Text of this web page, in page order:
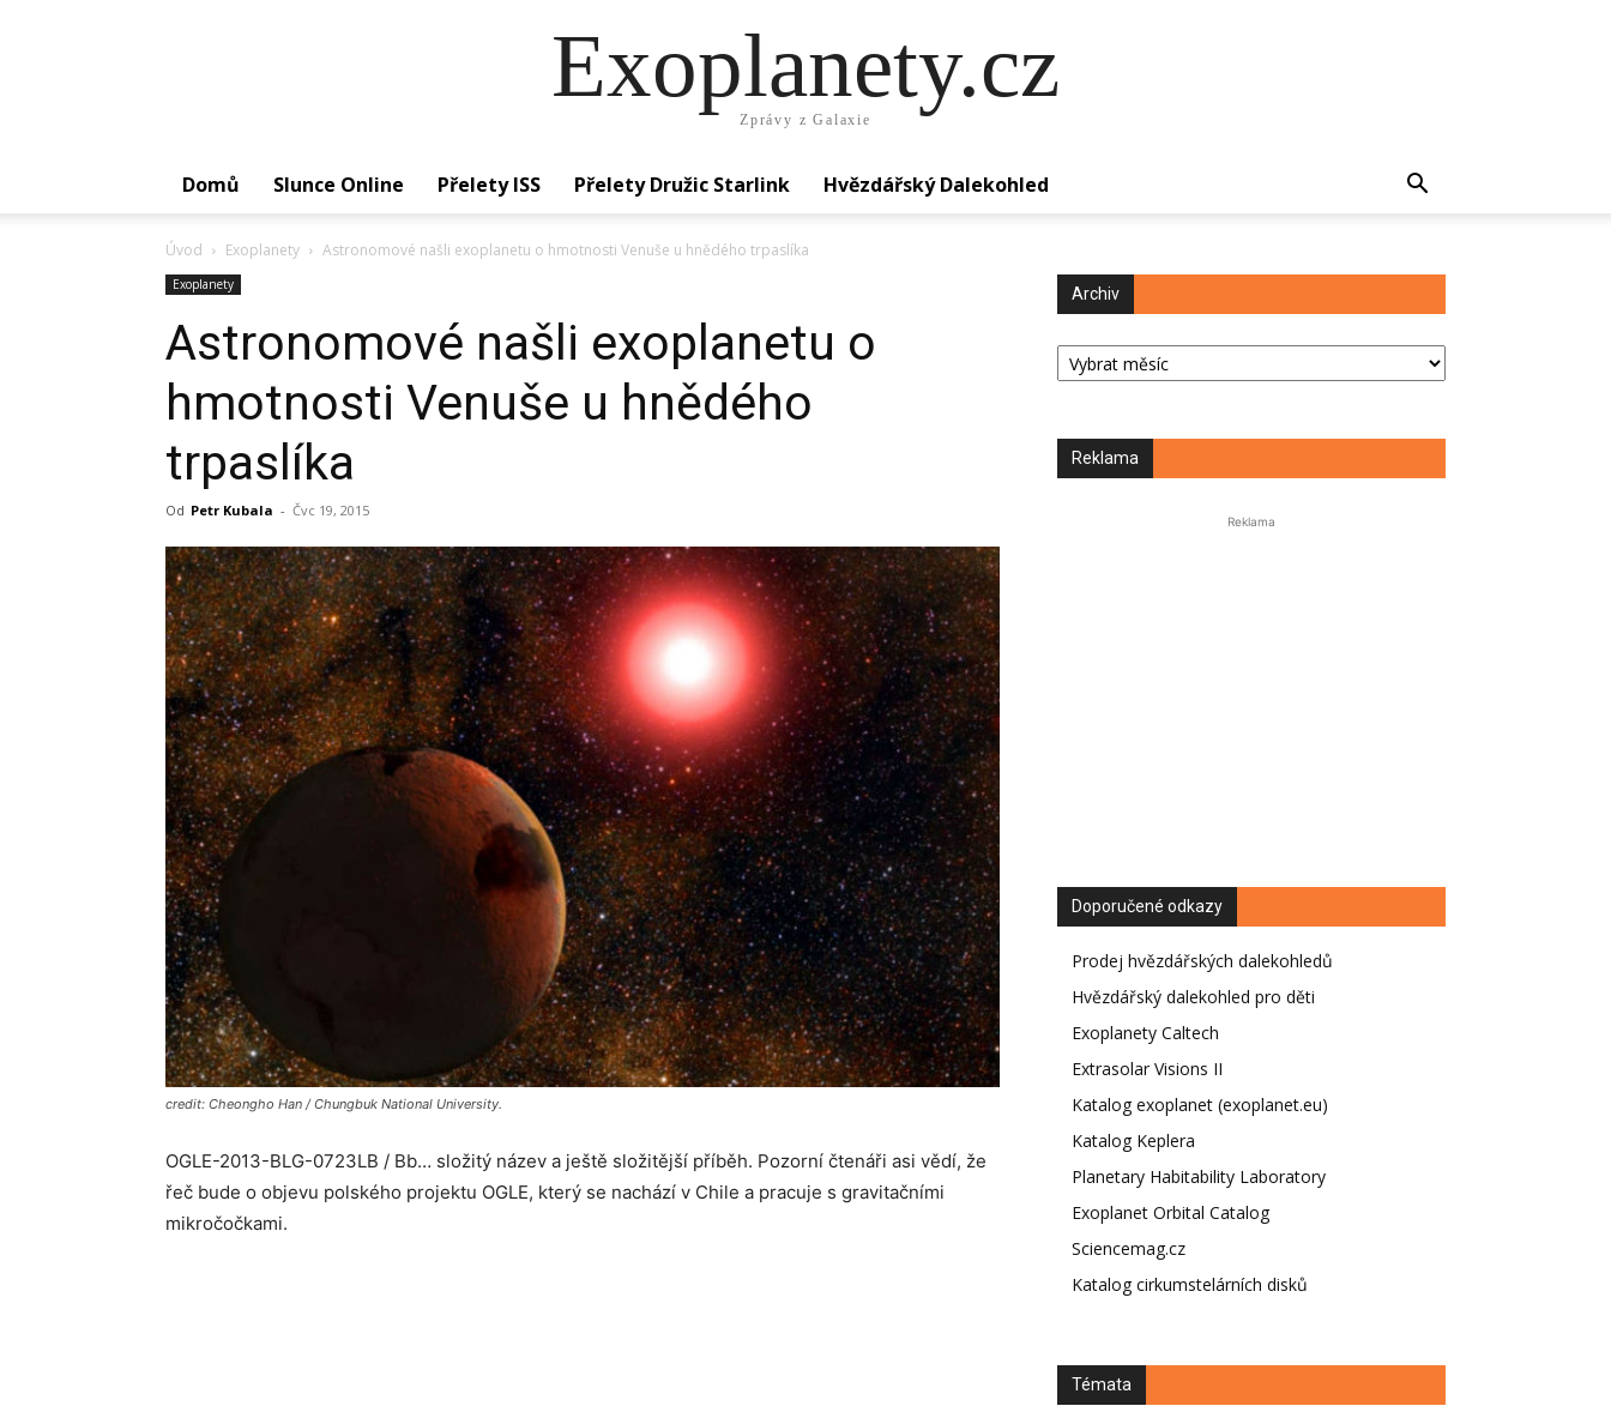
Exoplanety.cz
Zprávy z Galaxie
Domů Slunce Online Přelety ISS Přelety Družic Starlink Hvězdářský Dalekohled
Úvod Exoplanety Astronomové našli exoplanetu o hmotnosti Venuše u hnědého trpaslíka
Exoplanety
Astronomové našli exoplanetu o
hmotnosti Venuše u hnědého
trpaslíka
Od Petr Kubala - Čvc 19, 2015
credit: Cheongho Han / Chungbuk National University.
OGLE-2013-BLG-0723LB / Bb… složitý název a ještě složitější příběh. Pozorní čtenáři asi vědí, že
řeč bude o objevu polského projektu OGLE, který se nachází v Chile a pracuje s gravitačními
mikročočkami.
Archiv
Archiv
Reklama
Reklama
Doporučené odkazy
Prodej hvězdářských dalekohledů
Hvězdářský dalekohled pro děti
Exoplanety Caltech
Extrasolar Visions II
Katalog exoplanet (exoplanet.eu)
Katalog Keplera
Planetary Habitability Laboratory
Exoplanet Orbital Catalog
Sciencemag.cz
Katalog cirkumstelárních disků
Témata